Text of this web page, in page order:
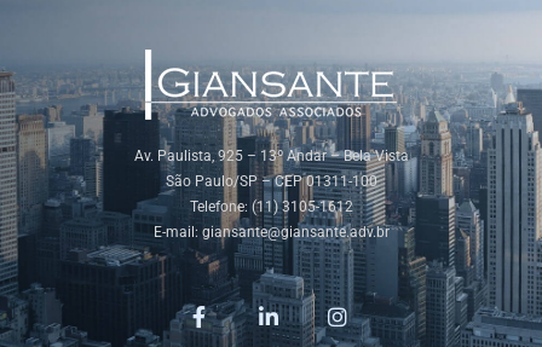
Av. Paulista, 925 – 13º Andar – Bela Vista
São Paulo/SP – CEP 01311-100
Telefone: (11) 3105-1612
E-mail: giansante@giansante.adv.br